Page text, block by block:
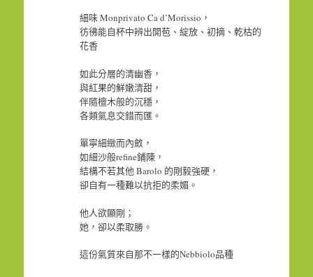
細味 Monprivato Ca d’Morissio，
彷彿能自杯中辨出開苞、綻放、初摘、乾枯的
花香
如此分層的清幽香，
與紅果的鮮嫩清甜，
伴隨檀木般的沉穩，
各類氣息交錯而匯。
單寧細緻而內斂，
如細沙般refine鋪陳，
結構不若其他 Barolo 的剛毅強硬，
卻自有一種難以抗拒的柔媚。
他人欲顯剛；
她，卻以柔取勝。
這份氣質來自那不一樣的Nebbiolo品種